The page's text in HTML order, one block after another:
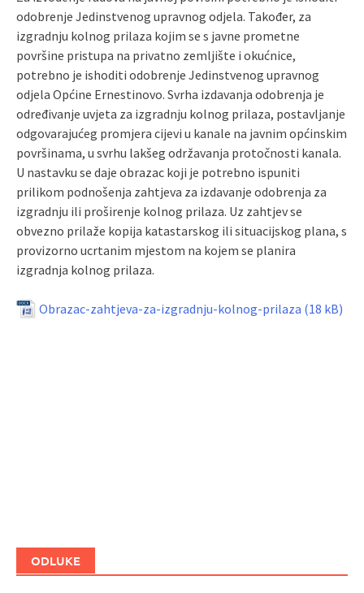
odobrenje Jedinstvenog upravnog odjela. Također, za
izgradnju kolnog prilaza kojim se s javne prometne
površine pristupa na privatno zemljište i okućnice,
potrebno je ishoditi odobrenje Jedinstvenog upravnog
odjela Općine Ernestinovo. Svrha izdavanja odobrenja je
određivanje uvjeta za izgradnju kolnog prilaza, postavljanje
odgovarajućeg promjera cijevi u kanale na javnim općinskim
površinama, u svrhu lakšeg održavanja protočnosti kanala.
U nastavku se daje obrazac koji je potrebno ispuniti
prilikom podnošenja zahtjeva za izdavanje odobrenja za
izgradnju ili proširenje kolnog prilaza. Uz zahtjev se
obvezno prilaže kopija katastarskog ili situacijskog plana, s
provizorno ucrtanim mjestom na kojem se planira
izgradnja kolnog prilaza.
Obrazac-zahtjeva-za-izgradnju-kolnog-prilaza
ODLUKE